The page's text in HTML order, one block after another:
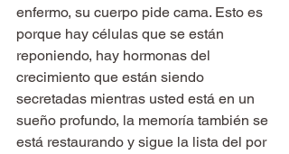
enfermo, su cuerpo pide cama. Esto es
porque hay células que se están
reponiendo, hay hormonas del
crecimiento que están siendo
secretadas mientras usted está en un
sueño profundo, la memoría también se
está restaurando y sigue la lista del por